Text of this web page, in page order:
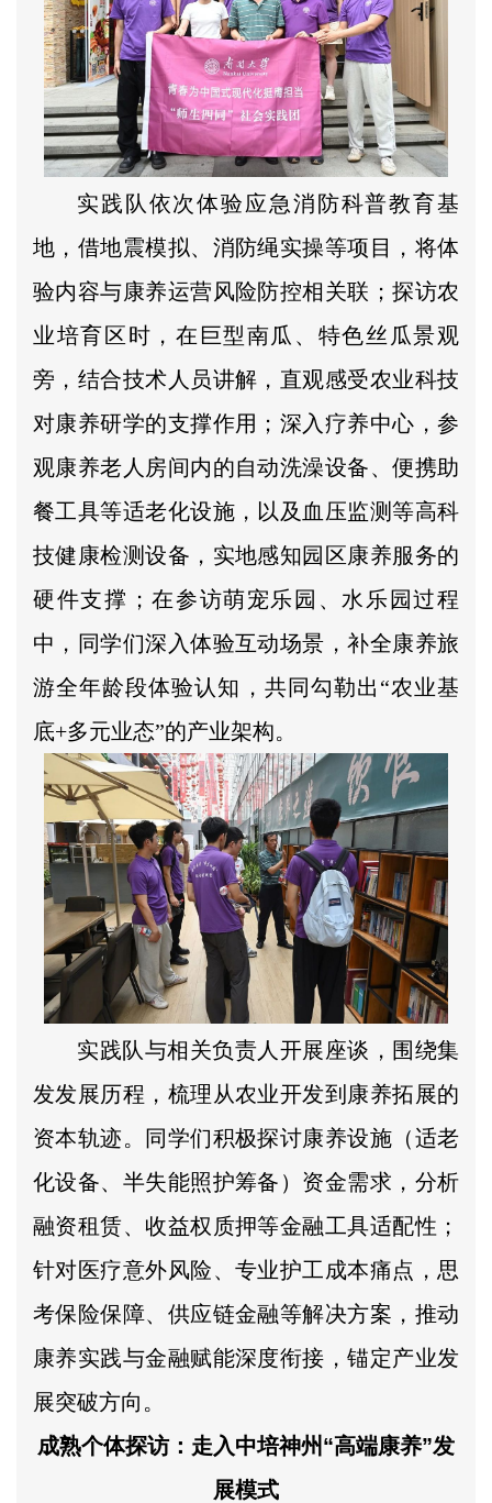
实践队依次体验应急消防科普教育基
地，借地震模拟、消防绳实操等项目，将体
验内容与康养运营风险防控相关联；探访农
业培育区时，在巨型南瓜、特色丝瓜景观
旁，结合技术人员讲解，直观感受农业科技
对康养研学的支撑作用；深入疗养中心，参
观康养老人房间内的自动洗澡设备、便携助
餐工具等适老化设施，以及血压监测等高科
技健康检测设备，实地感知园区康养服务的
硬件支撑；在参访萌宠乐园、水乐园过程
中，同学们深入体验互动场景，补全康养旅
游全年龄段体验认知，共同勾勒出“农业基
底+多元业态”的产业架构。
实践队与相关负责人开展座谈，围绕集
发发展历程，梳理从农业开发到康养拓展的
资本轨迹。同学们积极探讨康养设施（适老
化设备、半失能照护筹备）资金需求，分析
融资租赁、收益权质押等金融工具适配性；
针对医疗意外风险、专业护工成本痛点，思
考保险保障、供应链金融等解决方案，推动
康养实践与金融赋能深度衔接，锚定产业发
展突破方向。
成熟个体探访：走入中培神州“高端康养”发
展模式